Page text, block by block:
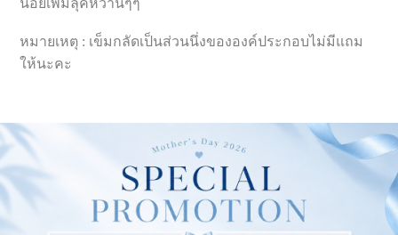
น้อยเพิ่มลุคหวานๆๆ
หมายเหตุ : เข็มกลัดเป็นส่วนนึ่งขององค์ประกอบไม่มีแถม
ให้นะคะ